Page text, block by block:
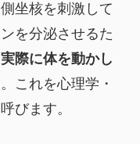
坐核を刺激して
を分泌させるた
実際に体を動かし
これを心理学・
びます。